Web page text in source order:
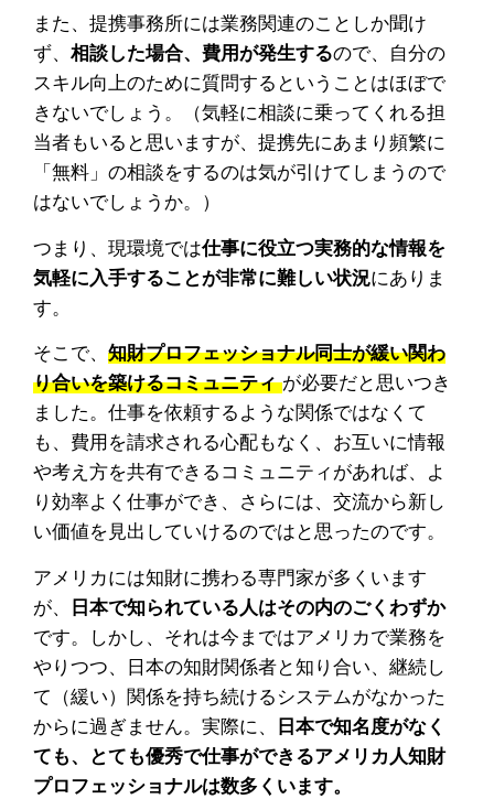
また、提携事務所には業務関連のことしか聞け
ず、 相談した場合、費用が発生するので、自分の
スキル向上のために質問するということはほぼで
きないでしょう。（気軽に相談に乗ってくれる担
当者もいると思いますが、提携先にあまり頻繁に
「無料」の相談をするのは気が引けてしまうので
はないでしょうか。）
つまり、現環境では仕事に役立つ実務的な情報を
気軽に入手することが非常に難しい状況にありま
す。
そこで、 知財プロフェッショナル同士が緩い関わ
り合いを築けるコミュニティが必要だと思いつき
ました。仕事を依頼するような関係ではなくて
も、費用を請求される心配もなく、お互いに情報
や考え方を共有できるコミュニティがあれば、よ
り効率よく仕事ができ、さらには、交流から新し
い価値を見出していけるのではと思ったのです。
アメリカには知財に携わる専門家が多くいます
が、 日本で知られている人はその内のごくわずか
です。しかし、それは今まではアメリカで業務を
やりつつ、日本の知財関係者と知り合い、継続し
て（緩い）関係を持ち続けるシステムがなかった
からに過ぎません。実際に、 日本で知名度がなく
ても、とても優秀で仕事ができるアメリカ人知財
プロフェッショナルは数多くいます。